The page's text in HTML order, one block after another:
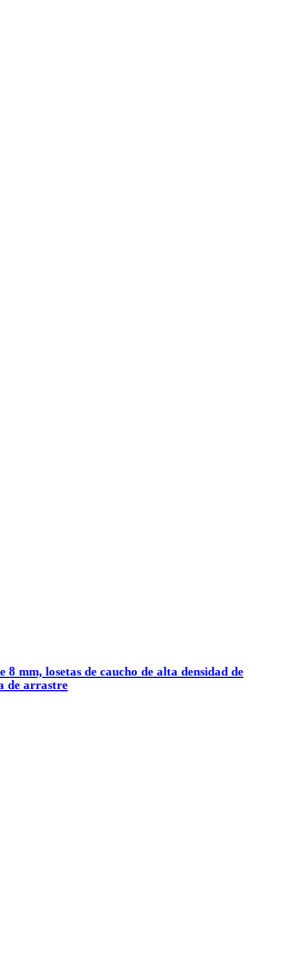
mm, losetas de caucho de alta densidad de
de arrastre